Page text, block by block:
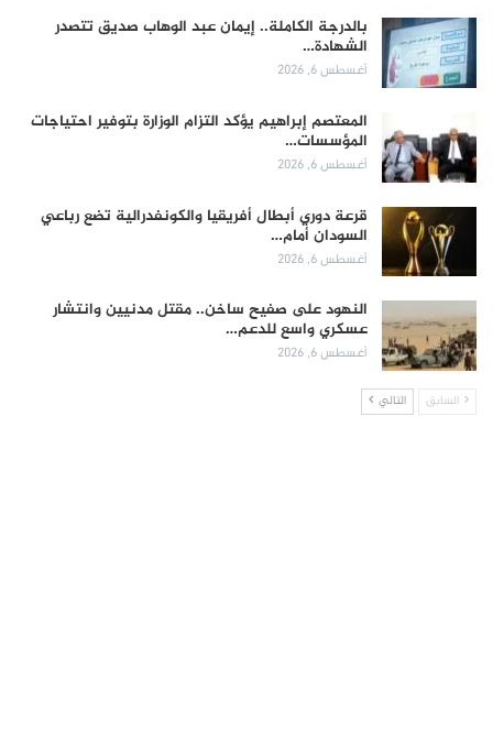
بالدرجة الكاملة.. إيمان عبد الوهاب صديق تتصدر
الشهادة…
أغسطس 6, 2026
المعتصم إبراهيم يؤكد التزام الوزارة بتوفير احتياجات
المؤسسات…
أغسطس 6, 2026
قرعة دوري أبطال أفريقيا والكونفدرالية تضع رباعي
السودان أمام…
أغسطس 6, 2026
النهود على صفيح ساخن.. مقتل مدنيين وانتشار
عسكري واسع للدعم…
أغسطس 6, 2026
السابق التالي